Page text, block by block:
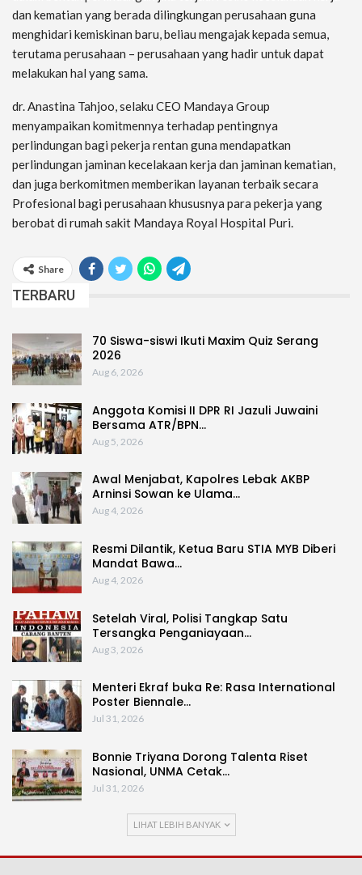
dan kematian yang berada dilingkungan perusahaan guna
menghidari kemiskinan baru, beliau mengajak kepada semua,
terutama perusahaan – perusahaan yang hadir untuk dapat
melakukan hal yang sama.
dr. Anastina Tahjoo, selaku CEO Mandaya Group
menyampaikan komitmennya terhadap pentingnya
perlindungan bagi pekerja rentan guna mendapatkan
perlindungan jaminan kecelakaan kerja dan jaminan kematian,
dan juga berkomitmen memberikan layanan terbaik secara
Profesional bagi perusahaan khususnya para pekerja yang
berobat di rumah sakit Mandaya Royal Hospital Puri.
Share
TERBARU
70 Siswa-siswi Ikuti Maxim Quiz Serang
2026
Aug 6, 2026
Anggota Komisi II DPR RI Jazuli Juwaini
Bersama ATR/BPN…
Aug 5, 2026
Awal Menjabat, Kapolres Lebak AKBP
Arninsi Sowan ke Ulama…
Aug 4, 2026
Resmi Dilantik, Ketua Baru STIA MYB Diberi
Mandat Bawa…
Aug 4, 2026
Setelah Viral, Polisi Tangkap Satu
Tersangka Penganiayaan…
Aug 3, 2026
Menteri Ekraf buka Re: Rasa International
Poster Biennale…
Jul 31, 2026
Bonnie Triyana Dorong Talenta Riset
Nasional, UNMA Cetak…
Jul 31, 2026
LIHAT LEBIH BANYAK